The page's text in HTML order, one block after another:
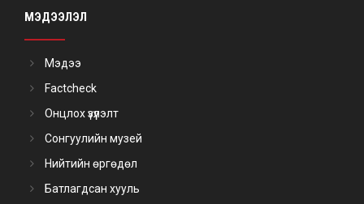
МЭДЭЭЛЭЛ
Мэдээ
Factcheck
Онцлох үзүүлэлт
Сонгуулийн музей
Нийтийн өргөдөл
Батлагдсан хууль